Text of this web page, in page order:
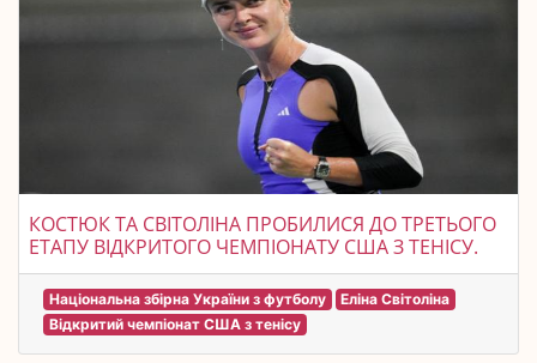
КОСТЮК ТА СВІТОЛІНА ПРОБИЛИСЯ ДО ТРЕТЬОГО
ЕТАПУ ВІДКРИТОГО ЧЕМПІОНАТУ США З ТЕНІСУ.
Національна збірна України з футболу
Еліна Світоліна
Відкритий чемпіонат США з тенісу